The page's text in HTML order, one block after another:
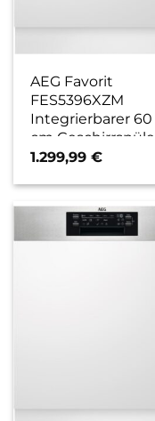
AEG Favorit
FES5396XZM
Integrierbarer 60
cm
edelstahl/
1.299,99€